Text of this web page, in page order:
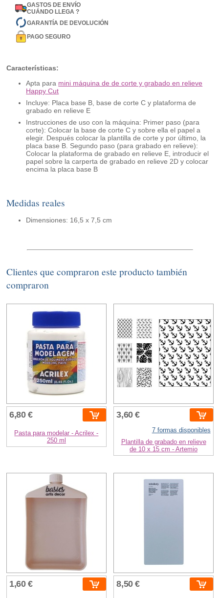
GASTOS DE ENVÍO
CUÁNDO LLEGA ?
GARANTÍA DE DEVOLUCIÓN
PAGO SEGURO
Características:
Apta para mini máquina de de corte y grabado en relieve
Happy Cut
Incluye: Placa base B, base de corte C y plataforma de
grabado en relieve E
Instrucciones de uso con la máquina: Primer paso (para
corte): Colocar la base de corte C y sobre ella el papel a
elegir. Después colocar la plantilla de corte y por último, la
placa base B. Segundo paso (para grabado en relieve):
Colocar la plataforma de grabado en relieve E, introducir el
papel sobre la carperta de grabado en relieve 2D y colocar
encima la placa base B
Medidas reales
Dimensiones: 16,5 x 7,5 cm
Clientes que compraron este producto también
compraron
6,80 €
Pasta para modelar - Acrilex -
250 ml
3,60 €
7 formas disponibles
Plantilla de grabado en relieve
de 10 x 15 cm - Artemio
1,60 € 8,50 €